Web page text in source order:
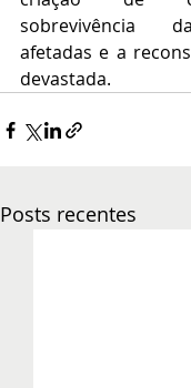
sobrevivência
afetadas e a
devastada.
Posts recentes